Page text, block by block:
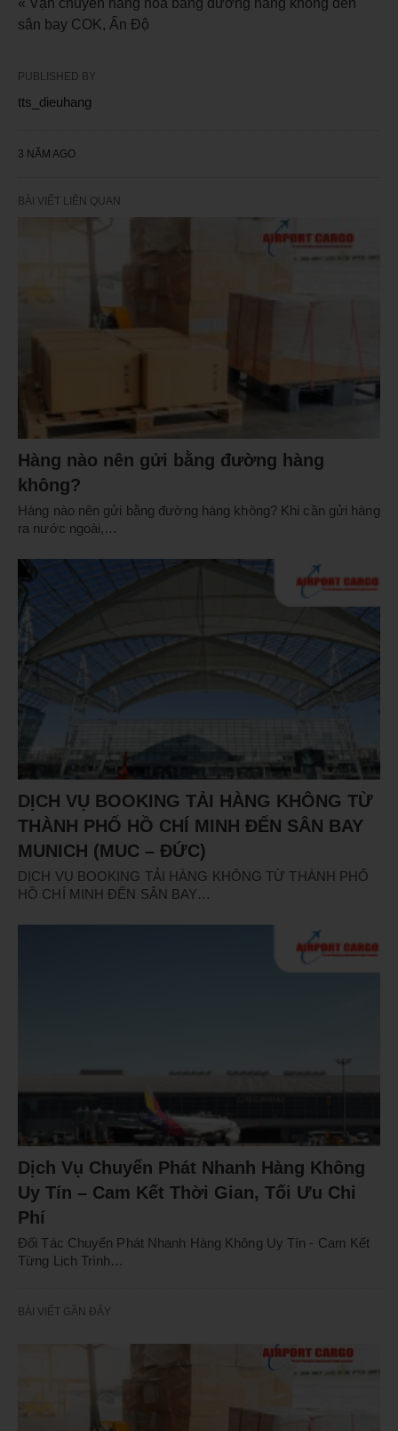
« Vận chuyển hàng hóa bằng đường hàng không đến
sân bay COK, Ấn Độ
PUBLISHED BY
tts_dieuhang
3 NĂM AGO
BÀI VIẾT LIÊN QUAN
Hàng nào nên gửi bằng đường hàng
không?
Hàng nào nên gửi bằng đường hàng không? Khi cần gửi hàng
ra nước ngoài,…
DỊCH VỤ BOOKING TẢI HÀNG KHÔNG TỪ
THÀNH PHỐ HỒ CHÍ MINH ĐẾN SÂN BAY
MUNICH (MUC – ĐỨC)
DỊCH VỤ BOOKING TẢI HÀNG KHÔNG TỪ THÀNH PHỐ
HỒ CHÍ MINH ĐẾN SÂN BAY…
Dịch Vụ Chuyển Phát Nhanh Hàng Không
Uy Tín – Cam Kết Thời Gian, Tối Ưu Chi
Phí
Đối Tác Chuyển Phát Nhanh Hàng Không Uy Tín - Cam Kết
Từng Lịch Trình…
BÀI VIẾT GẦN ĐÂY